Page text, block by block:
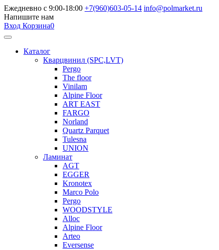
Ежедневно с 9:00-18:00 +7(960)603-05-14 info@polmarket.ru
Напишите нам
Вход Корзина0
Каталог
Кварцвинил (SPC,LVT)
Pergo
The floor
Vinilam
Alpine Floor
ART EAST
FARGO
Norland
Quartz Parquet
Tulesna
UNION
Ламинат
AGT
EGGER
Kronotex
Marco Polo
Pergo
WOODSTYLE
Alloc
Alpine Floor
Arteo
Eversense